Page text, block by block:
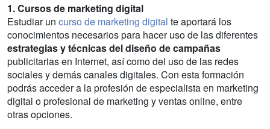
1. Cursos de marketing digital
Estudiar un curso de marketing digital te aportará los
conocimientos necesarios para hacer uso de las diferentes
estrategias y técnicas del diseño de campañas
publicitarias en Internet, así como del uso de las redes
sociales y demás canales digitales. Con esta formación
podrás acceder a la profesión de especialista en marketing
digital o profesional de marketing y ventas online, entre
otras opciones.